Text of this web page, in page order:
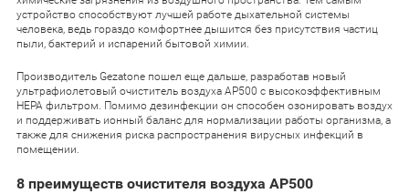
устройство способствуют лучшей работе дыхательной системы
человека, ведь гораздо комфортнее дышится без присутствия частиц
пыли, бактерий и испарений бытовой химии.
Производитель Gezatone пошел еще дальше, разработав новый
ультрафиолетовый очиститель воздуха AP500 с высокоэффективным
HEPA фильтром. Помимо дезинфекции он способен озонировать воздух
и поддерживать ионный баланс для нормализации работы организма, а
также для снижения риска распространения вирусных инфекций в
помещении.
8 преимуществ очистителя воздуха AP500